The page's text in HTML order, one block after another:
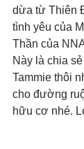
dừa từ Thiên
tình yêu của
Thần của
Này là chia
Tammie thôi
cho đường
hữu cơ nhé.